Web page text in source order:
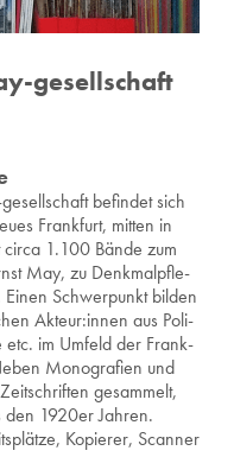
gesellschaft
be­fin­det sich
Frank­furt, mit­ten in
circa 1.100 Bände zum
May, zu Denk­mal­pfle­
Schwer­punkt bil­den
Ak­teur:innen aus Po­li­
etc. im Um­feld der Frank­
Mo­no­gra­fi­en und
ge­sam­melt,
den 1920er Jah­ren.
Ko­pie­rer, Scan­ner